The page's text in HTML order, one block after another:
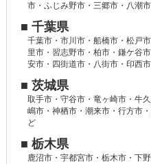
市・ふじみ野市・三郷市・八潮
■ 千葉県
千葉市・市川市・船橋市・松戸
里市・習志野市・柏市・鎌ケ谷
安市・四街道市・八街市・印西市
■ 茨城県
取手市・守谷市・竜ヶ崎市・牛
嶋市・神栖市・潮来市・行方市
ど
■ 栃木県
鹿沼市・宇都宮市・栃木市・下